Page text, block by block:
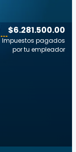
$6.281.500.00
Impuestos pagados
por tu empleador